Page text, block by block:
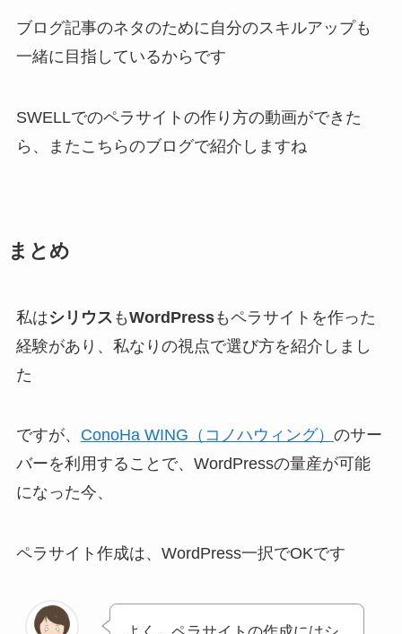
ブログ記事のネタのために自分のスキルアップも
一緒に目指しているからです
SWELLでのペラサイトの作り方の動画ができた
ら、またこちらのブログで紹介しますね
まとめ
私はシリウス もWordPressもペラサイトを作った
経験があり、私なりの視点で選び方を紹介しまし
た
ですが、 ConoHa WING（コノハウィング） のサー
バーを利用することで、WordPressの量産が可能
になった今、
ペラサイト作成は、WordPress一択でOKです